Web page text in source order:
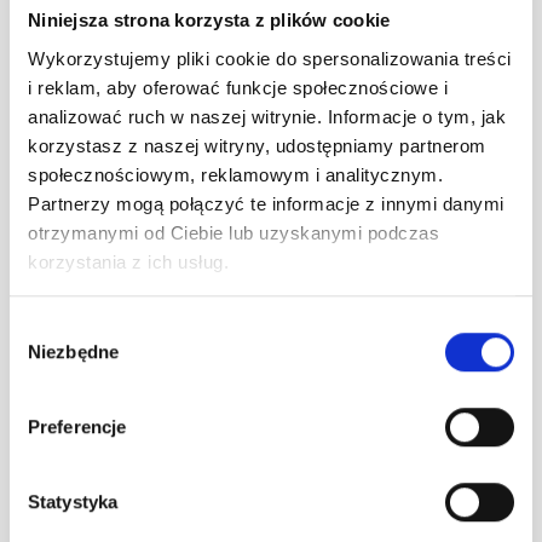
Niniejsza strona korzysta z plików cookie
Wykorzystujemy pliki cookie do spersonalizowania treści
i reklam, aby oferować funkcje społecznościowe i
analizować ruch w naszej witrynie. Informacje o tym, jak
korzystasz z naszej witryny, udostępniamy partnerom
społecznościowym, reklamowym i analitycznym.
Partnerzy mogą połączyć te informacje z innymi danymi
otrzymanymi od Ciebie lub uzyskanymi podczas
korzystania z ich usług.
zgody
Niezbędne
Preferencje
Statystyka
batPRO
Program lojalnościowy B2B dla stałych klientów